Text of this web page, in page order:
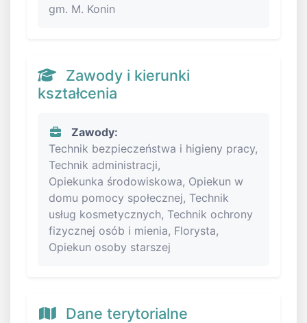
gm. M. Konin
Zawody i kierunki
kształcenia
Zawody:
Technik bezpieczeństwa i higieny pracy,
Technik administracji,
Opiekunka środowiskowa, Opiekun w
domu pomocy społecznej, Technik
usług kosmetycznych, Technik ochrony
fizycznej osób i mienia, Florysta,
Opiekun osoby starszej
Dane terytorialne